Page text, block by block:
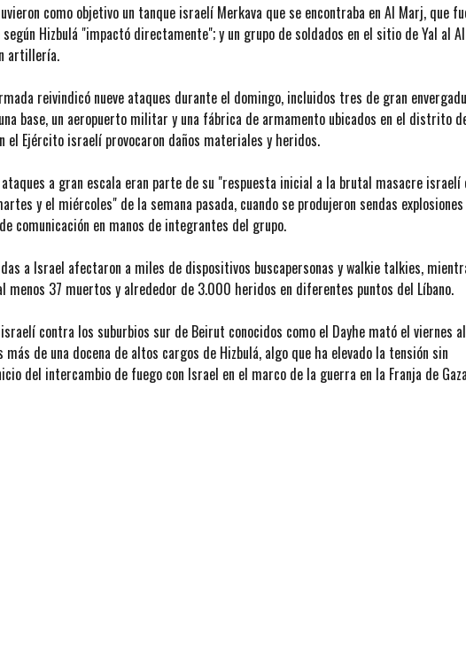
como objetivo un tanque israelí Merkava que se encontraba en Al Marj, que
Hizbulá "impactó directamente"; y un grupo de soldados en el sitio de Yal al
artillería.
reivindicó nueve ataques durante el domingo, incluidos tres de gran
base, un aeropuerto militar y una fábrica de armamento ubicados en el distrito
el Ejército israelí provocaron daños materiales y heridos.
a gran escala eran parte de su "respuesta inicial a la brutal masacre israelí
y el miércoles" de la semana pasada, cuando se produjeron sendas explosiones
comunicación en manos de integrantes del grupo.
a Israel afectaron a miles de dispositivos buscapersonas y walkie talkies,
menos 37 muertos y alrededor de 3.000 heridos en diferentes puntos del Líbano.
contra los suburbios sur de Beirut conocidos como el Dayhe mató el viernes
de una docena de altos cargos de Hizbulá, algo que ha elevado la tensión sin
del intercambio de fuego con Israel en el marco de la guerra en la Franja de